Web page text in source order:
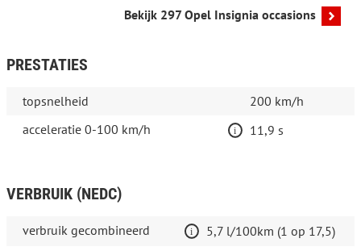
Bekijk 297 Opel Insignia occasions
PRESTATIES
topsnelheid
200 km/h
acceleratie 0-100 km/h
11,9 s
VERBRUIK (NEDC)
verbruik gecombineerd
5,7 l/100km (1 op 17,5)